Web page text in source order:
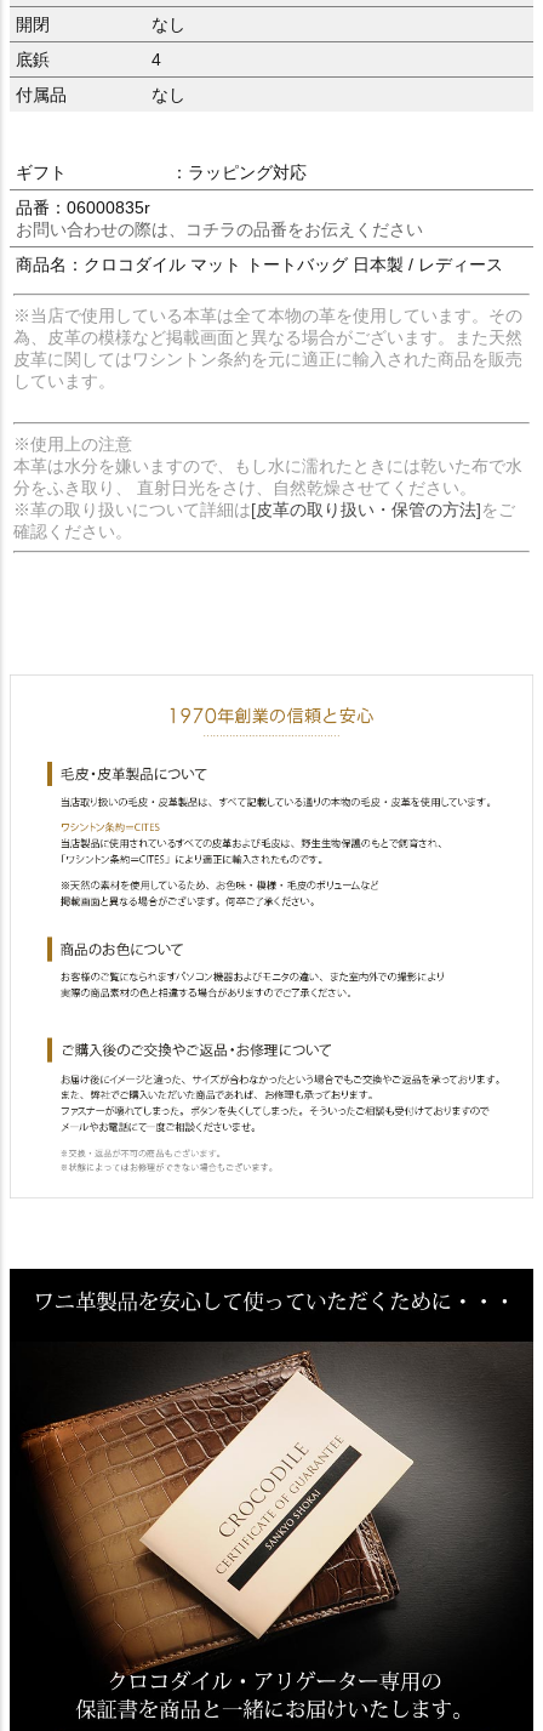
開閉
なし
底鋲
4
付属品
なし
ギフト
：ラッピング対応
品番：06000835r
お問い合わせの際は、コチラの品番をお伝えください
商品名：クロコダイル マット トートバッグ 日本製 / レディース
※当店で使用している本革は全て本物の革を使用しています。その
為、皮革の模様など掲載画面と異なる場合がございます。また天然
皮革に関してはワシントン条約を元に適正に輸入された商品を販売
しています。
※使用上の注意
本革は水分を嫌いますので、もし水に濡れたときには乾いた布で水
分をふき取り、 直射日光をさけ、自然乾燥させてください。
※革の取り扱いについて詳細は[皮革の取り扱い・保管の方法]をご
確認ください。